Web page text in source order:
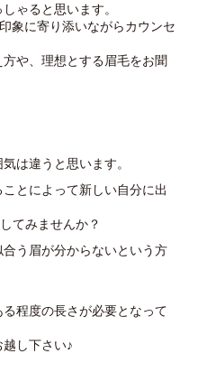
ゃると思います。
象に寄り添いながらカウンセ
や、理想とする眉毛をお聞
は違うと思います。
とによって新しい自分に出
てみませんか？
う眉が分からないという方
程度の長さが必要となって
し下さい♪